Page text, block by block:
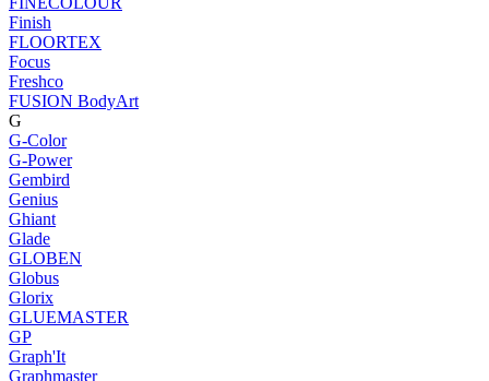
Finish
FLOORTEX
Focus
Freshco
FUSION BodyArt
G
G-Color
G-Power
Gembird
Genius
Ghiant
Glade
GLOBEN
Globus
Glorix
GLUEMASTER
GP
Graph'It
Graphmaster